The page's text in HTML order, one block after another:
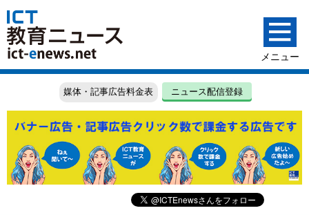
媒体・記事広告料金表 ニュース配信登録